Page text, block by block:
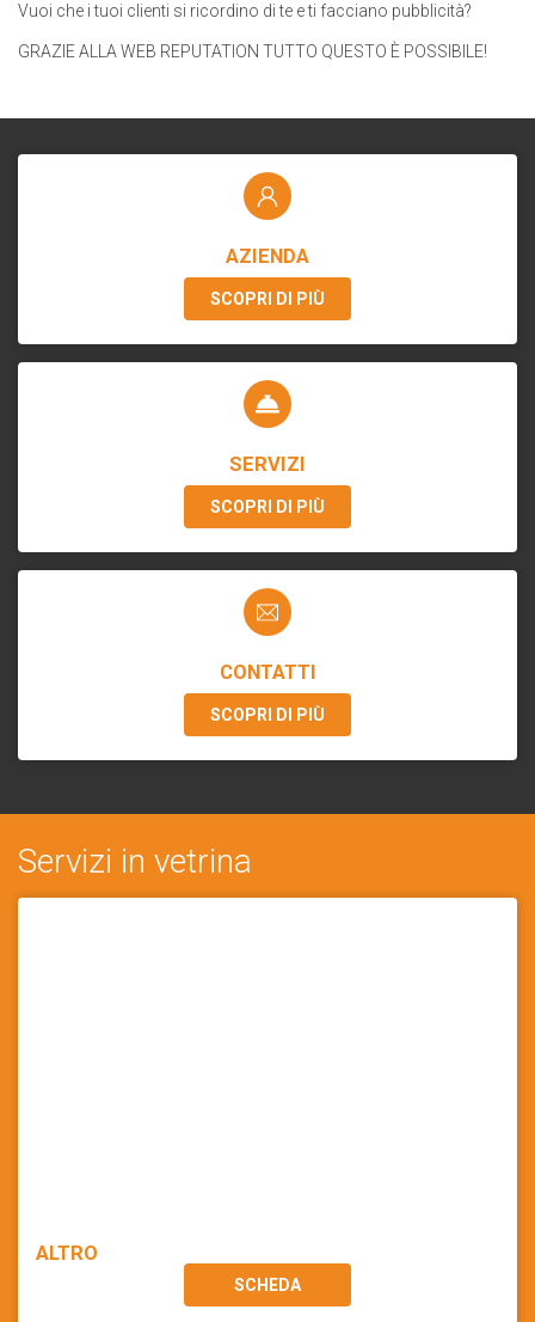
Vuoi che i tuoi clienti si ricordino di te e ti facciano pubblicità?
GRAZIE ALLA WEB REPUTATION TUTTO QUESTO È POSSIBILE!
AZIENDA
SCOPRI DI PIÙ
SERVIZI
SCOPRI DI PIÙ
CONTATTI
SCOPRI DI PIÙ
Servizi in vetrina
ALTRO
SCHEDA